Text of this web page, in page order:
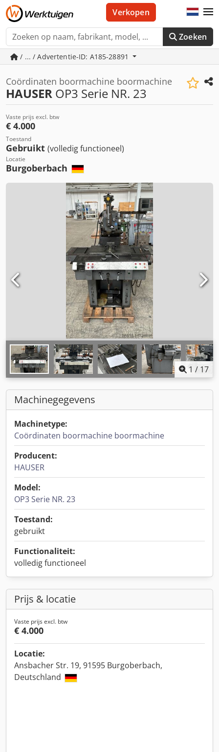
Zoeken
Verkopen
/ ... / Advertentie-ID: A185-28891
Coördinaten boormachine boormachine
HAUSER OP3 Serie NR. 23
Vaste prijs excl. btw
€ 4.000
Toestand
Gebruikt (volledig functioneel)
Locatie
Burgoberbach
1 / 17
Machinegegevens
Machinetype:
Coördinaten boormachine boormachine
Producent:
HAUSER
Model:
OP3 Serie NR. 23
Toestand:
gebruikt
Functionaliteit:
volledig functioneel
Prijs & locatie
Vaste prijs excl. btw
€ 4.000
Locatie:
Ansbacher Str. 19, 91595 Burgoberbach,
Deutschland